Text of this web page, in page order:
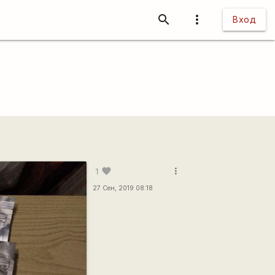
more_vert Вход
search
1 favorite
27 Сен, 2019 08:18
more_vert